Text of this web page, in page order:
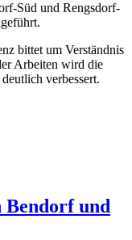
Süd und Rengsdorf-
bittet um Verständnis
Arbeiten wird die
verbessert.
Bendorf und